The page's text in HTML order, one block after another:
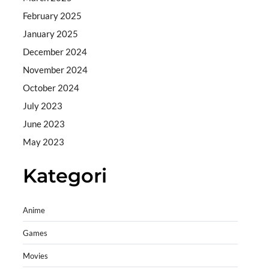
February 2025
January 2025
December 2024
November 2024
October 2024
July 2023
June 2023
May 2023
Kategori
Anime
Games
Movies